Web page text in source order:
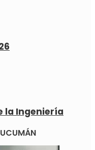
la Ingeniería